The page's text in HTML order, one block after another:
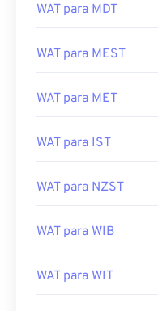
WAT para MDT
WAT para MEST
WAT para MET
WAT para IST
WAT para NZST
WAT para WIB
WAT para WIT